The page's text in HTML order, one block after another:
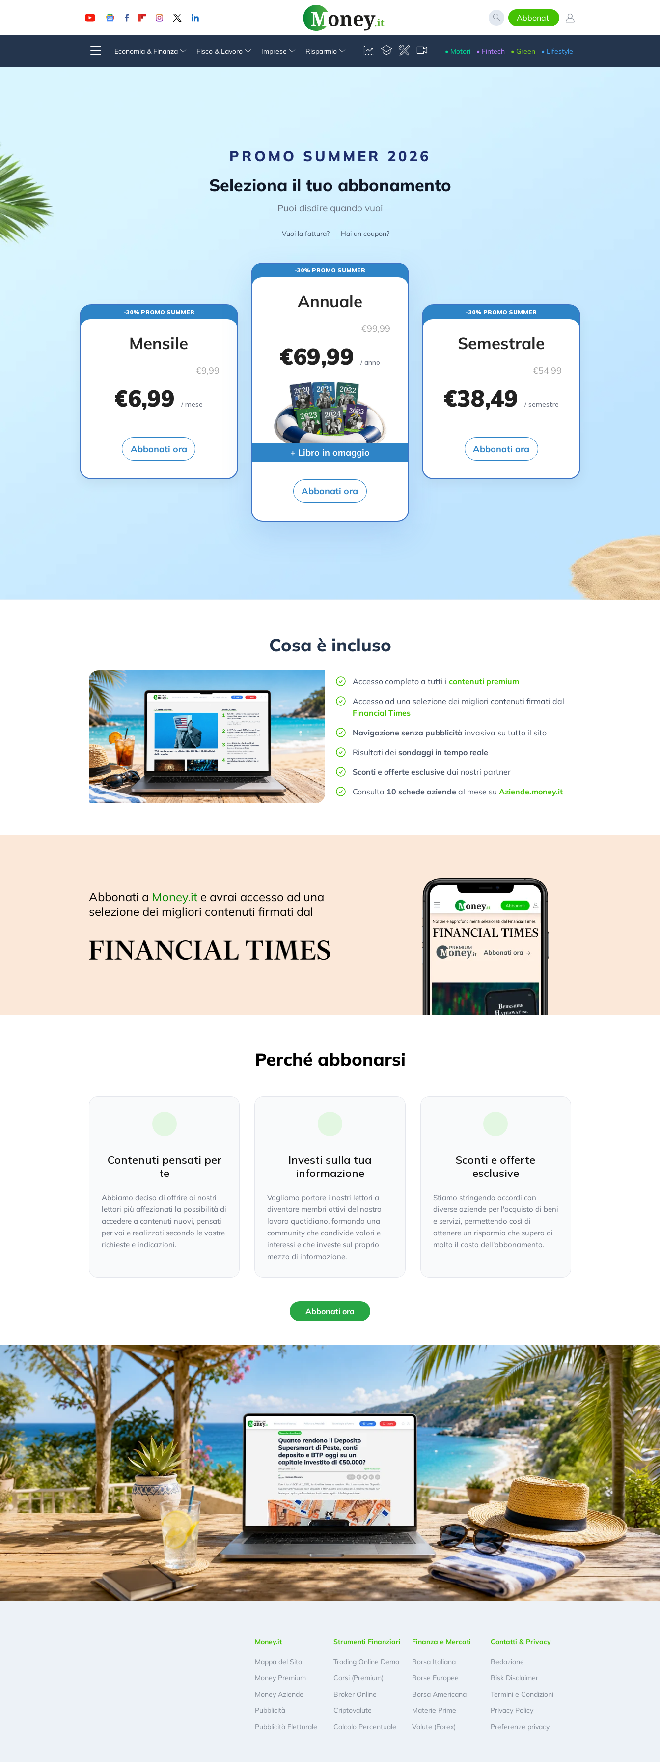
Abbonati
Economia & Finanza Fisco & Lavoro Imprese Risparmio • Motori • Fintech • Green • Lifestyle
PROMO SUMMER 2026
Seleziona il tuo abbonamento
Puoi disdire quando vuoi
Vuoi la fattura? Hai un coupon?
-30% PROMO SUMMER
Mensile
€9,99
€6,99/ mese
Abbonati ora
-30% PROMO SUMMER
Annuale
€99,99
€69,99 / anno
+ Libro in omaggio
Abbonati ora
-30% PROMO SUMMER
Semestrale
€54,99
€38,49 / semestre
Abbonati ora
Cosa è incluso
Accesso completo a tutti i contenuti premium
Accesso ad una selezione dei migliori contenuti firmati dal
Financial Times
Navigazione senza pubblicità invasiva su tutto il sito
Risultati dei sondaggi in tempo reale
Sconti e offerte esclusive dai nostri partner
Consulta 10 schede aziende al mese su Aziende.money.it
Abbonati a Money.it e avrai accesso ad una
selezione dei migliori contenuti firmati dal
Perché abbonarsi
Contenuti pensati per
te
Abbiamo deciso di offrire ai nostri
lettori più affezionati la possibilità di
accedere a contenuti nuovi, pensati
per voi e realizzati secondo le vostre
richieste e indicazioni.
Investi sulla tua
informazione
Vogliamo portare i nostri lettori a
diventare membri attivi del nostro
lavoro quotidiano, formando una
community che condivide valori e
interessi e che investe sul proprio
mezzo di informazione.
Sconti e offerte
esclusive
Stiamo stringendo accordi con
diverse aziende per l'acquisto di beni
e servizi, permettendo così di
ottenere un risparmio che supera di
molto il costo dell'abbonamento.
Abbonati ora
Money.it
Mappa del Sito
Money Premium
Money Aziende
Pubblicità
Pubblicità Elettorale
Strumenti Finanziari
Trading Online Demo
Corsi (Premium)
Broker Online
Criptovalute
Calcolo Percentuale
Finanza e Mercati
Borsa Italiana
Borse Europee
Borsa Americana
Materie Prime
Valute (Forex)
Contatti & Privacy
Redazione
Risk Disclaimer
Termini e Condizioni
Privacy Policy
Preferenze privacy